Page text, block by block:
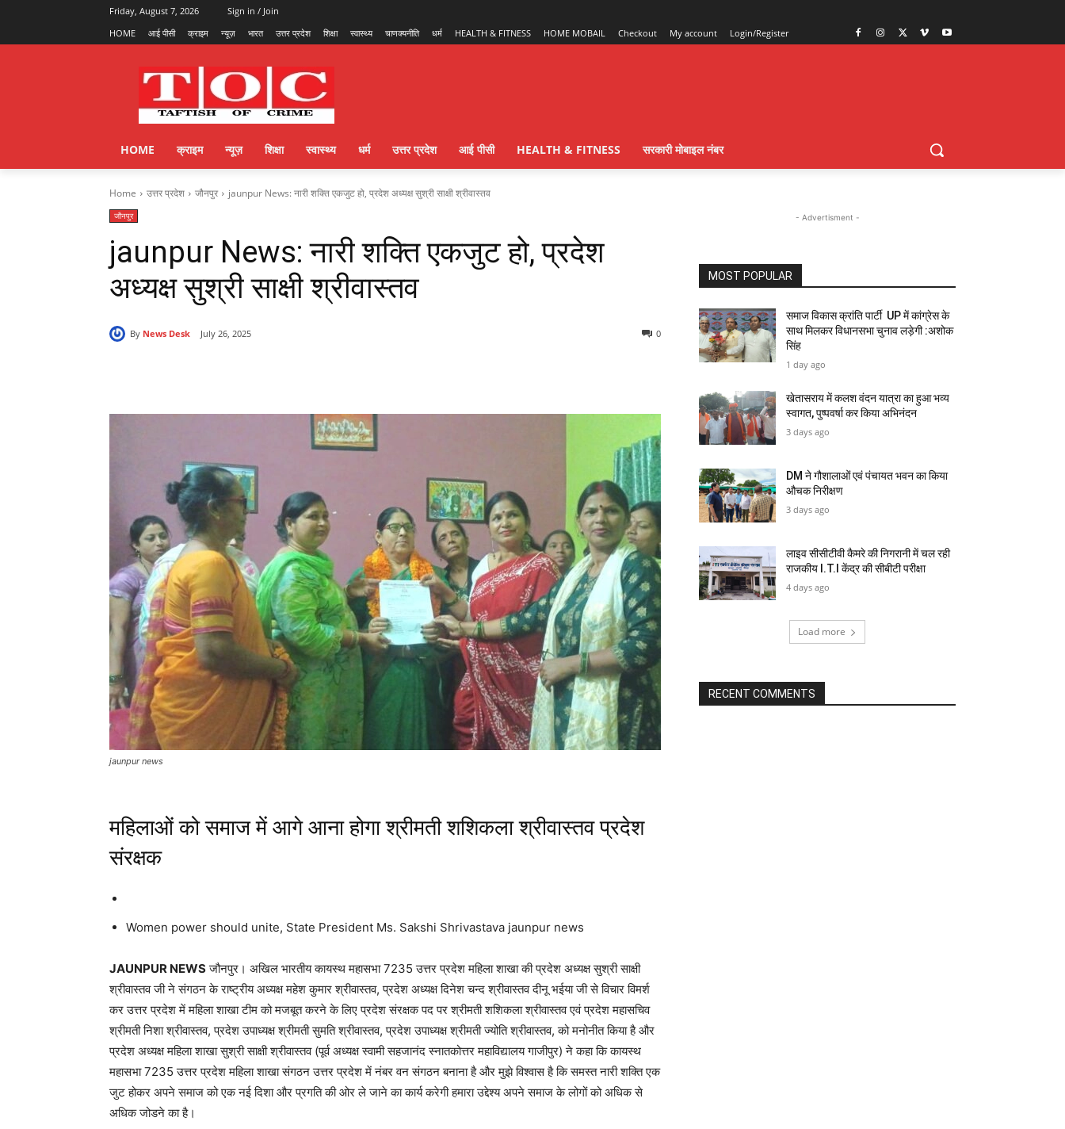
Friday, August 7, 2026
Sign in / Join
HOME
आई पीसी क्राइम न्यूज़ भारत उत्तर प्रदेश शिक्षा स्वास्थ्य चाणक्यनीति धर्म HEALTH & FITNESS HOME MOBAIL Checkout My account Login/Register
HOME क्राइम न्यूज़ शिक्षा स्वास्थ्य धर्म उत्तर प्रदेश आई पीसी HEALTH & FITNESS सरकारी मोबाइल नंबर
Home उत्तर प्रदेश जौनपुर jaunpur News: नारी शक्ति एकजुट हो, प्रदेश अध्यक्ष सुश्री साक्षी श्रीवास्तव
जौनपुर
jaunpur News: नारी शक्ति एकजुट हो, प्रदेश
अध्यक्ष सुश्री साक्षी श्रीवास्तव
By News Desk July 26, 2025 0
jaunpur news
महिलाओं को समाज में आगे आना होगा श्रीमती शशिकला श्रीवास्तव प्रदेश
संरक्षक
Women power should unite, State President Ms. Sakshi Shrivastava jaunpur news
JAUNPUR NEWSजौनपुर। अखिल भारतीय कायस्थ महासभा 7235 उत्तर प्रदेश महिला शाखा की प्रदेश अध्यक्ष सुश्री साक्षी
श्रीवास्तव जी ने संगठन के राष्ट्रीय अध्यक्ष महेश कुमार श्रीवास्तव, प्रदेश अध्यक्ष दिनेश चन्द श्रीवास्तव दीनू भईया जी से विचार विमर्श
कर उत्तर प्रदेश में महिला शाखा टीम को मजबूत करने के लिए प्रदेश संरक्षक पद पर श्रीमती शशिकला श्रीवास्तव एवं प्रदेश महासचिव
श्रीमती निशा श्रीवास्तव, प्रदेश उपाध्यक्ष श्रीमती सुमति श्रीवास्तव, प्रदेश उपाध्यक्ष श्रीमती ज्योति श्रीवास्तव, को मनोनीत किया है और
प्रदेश अध्यक्ष महिला शाखा सुश्री साक्षी श्रीवास्तव (पूर्व अध्यक्ष स्वामी सहजानंद स्नातकोत्तर महाविद्यालय गाजीपुर) ने कहा कि कायस्थ
महासभा 7235 उत्तर प्रदेश महिला शाखा संगठन उत्तर प्रदेश में नंबर वन संगठन बनाना है और मुझे विश्वास है कि समस्त नारी शक्ति एक
जुट होकर अपने समाज को एक नई दिशा और प्रगति की ओर ले जाने का कार्य करेगी हमारा उद्देश्य अपने समाज के लोगों को अधिक से
अधिक जोडने का है।
- Advertisment -
MOST POPULAR
समाज विकास क्रांति पार्टी UP में कांग्रेस के
साथ मिलकर विधानसभा चुनाव लड़ेगी :अशोक
सिंह
1 day ago
खेतासराय में कलश वंदन यात्रा का हुआ भव्य
स्वागत, पुष्पवर्षा कर किया अभिनंदन
3 days ago
DM ने गौशालाओं एवं पंचायत भवन का किया
औचक निरीक्षण
3 days ago
लाइव सीसीटीवी कैमरे की निगरानी में चल रही
राजकीय I.T.I केंद्र की सीबीटी परीक्षा
4 days ago
Load more
RECENT COMMENTS